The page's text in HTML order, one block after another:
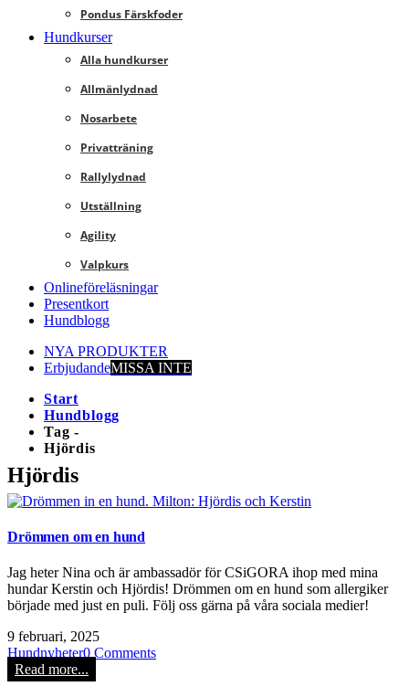
Pondus Färskfoder
Hundkurser
Alla hundkurser
Allmänlydnad
Nosarbete
Privatträning
Rallylydnad
Utställning
Agility
Valpkurs
Onlineföreläsningar
Presentkort
Hundblogg
NYA PRODUKTER
ErbjudandeMISSA INTE
Start
Hundblogg
Tag -
Hjördis
Hjördis
Drömmen om en hund
Jag heter Nina och är ambassadör för CSiGORA ihop med mina
hundar Kerstin och Hjördis! Drömmen om en hund som allergiker
började med just en puli. Följ oss gärna på våra sociala medier!
9 februari, 2025
Hundnyheter0 Comments
Read more...